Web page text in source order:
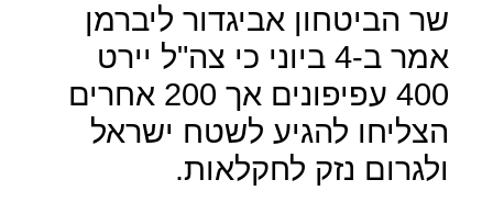
שר הביטחון אביגדור ליברמן
אמר ב-4 ביוני כי צה"ל יירט
400 עפיפונים אך 200 אחרים
הצליחו להגיע לשטח ישראל
ולגרום נזק לחקלאות.